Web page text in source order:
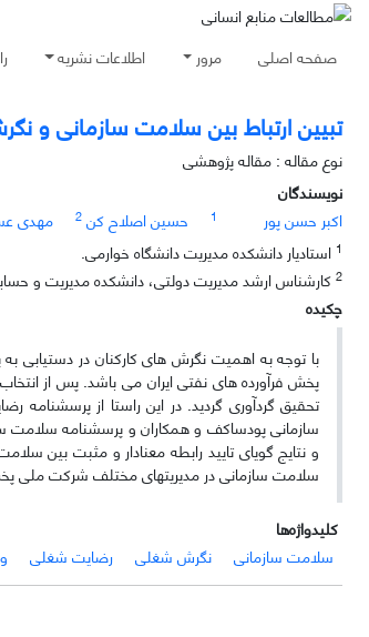
صفحه اصلی مرور اطلاعات نشریه
تبیین ارتباط بین سلامت سازمانی و
نوع مقاله : مقاله پژوهشی
نویسندگان
اکبر حسن پور
1 حسین اصلاح کن 2 مهدی
1 استادیار دانشکده مدیریت دانشگاه خوارمی.
2کارشناس ارشد مدیریت دولتی، دانشکده مدیریت و
چکیده
با توجه به اهمیت نگرش های کارکنان در
پخش فرآورده های نفتی ایران می باشد. پس از
تحقیق گردآوری گردید. در این راستا از
سازمانی پودساکف و همکاران و پرسشنامه
و نتایج گویای تایید رابطه معنادار و مثبت بین
سلامت سازمانی در مدیریتهای مختلف شرکت ملی
کلیدواژه‌ها
سلامت سازمانی
نگرش شغلی رضایت شغلی